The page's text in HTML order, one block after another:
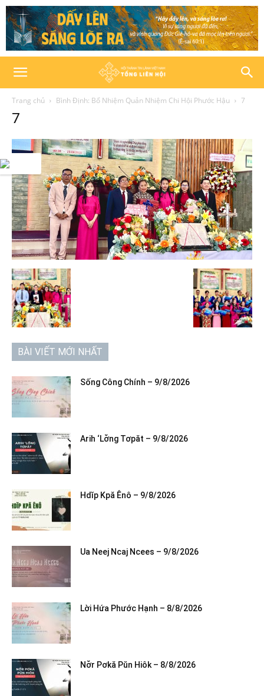
Trang chủ Bình Định: Bổ Nhiệm Quản Nhiệm Chi Hội Phước Hậu 7
7
BÀI VIẾT MỚI NHẤT
Sống Công Chính – 9/8/2026
Arih ‘Lơ̆ng Tơpăt – 9/8/2026
Hdĭp Kpă Ênô – 9/8/2026
Ua Neej Ncaj Ncees – 9/8/2026
Lời Hứa Phước Hạnh – 8/8/2026
Nơ̆r Pơkă Pŭn Hiôk – 8/8/2026